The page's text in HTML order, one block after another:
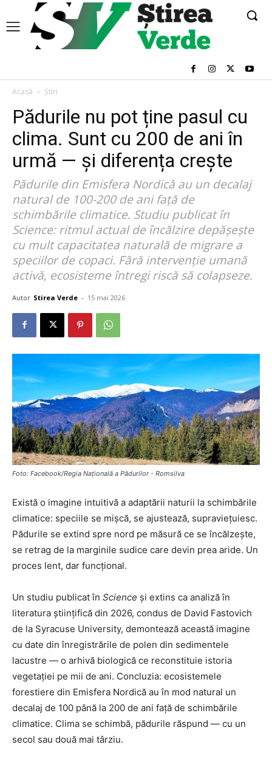
Acasă Știri
Pădurile nu pot ține pasul cu
clima. Sunt cu 200 de ani în
urmă — și diferența crește
Pădurile din Emisfera Nordică au un decalaj
natural de 100-200 de ani față de
schimbările climatice. Studiu publicat în
Science: ritmul actual de încălzire depășește
cu mult capacitatea naturală de migrare a
speciilor de copaci. Fără intervenție umană
activă, ecosisteme întregi riscă să colapseze.
Autor Stirea Verde - 15 mai 2026
Foto: Facebook/Regia Națională a Pădurilor - Romsilva
Există o imagine intuitivă a adaptării naturii la schimbările
climatice: speciile se mișcă, se ajustează, supraviețuiesc.
Pădurile se extind spre nord pe măsură ce se încălzește,
se retrag de la marginile sudice care devin prea aride. Un
proces lent, dar funcțional.
Un studiu publicat în Science și extins ca analiză în
literatura științifică din 2026, condus de David Fastovich
de la Syracuse University, demontează această imagine
cu date din înregistrările de polen din sedimentele
lacustre — o arhivă biologică ce reconstituie istoria
vegetației pe mii de ani. Concluzia: ecosistemele
forestiere din Emisfera Nordică au în mod natural un
decalaj de 100 până la 200 de ani față de schimbările
climatice. Clima se schimbă, pădurile răspund — cu un
secol sau două mai târziu.